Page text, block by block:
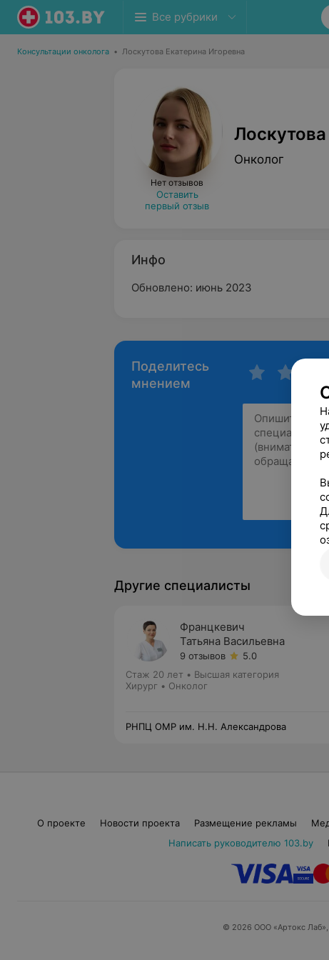
Все рубрики
Консультации онколога • Лоскутова Екатерина Игоревна
Нет отзывов
Оставить
первый отзыв
Онколог
Инфо
Обновлено: июнь 2023
Поделитесь
мнением
Другие специалисты
Францкевич
Татьяна Васильевна
9 отзывов
5.0
Стаж 20 лет • Высшая категория
Хирург • Онколог
РНПЦ ОМР им. Н.Н. Александрова
О проекте Новости проекта Размещение рекламы
Написать руководителю 103.by
© 2026 ООО «Артокс